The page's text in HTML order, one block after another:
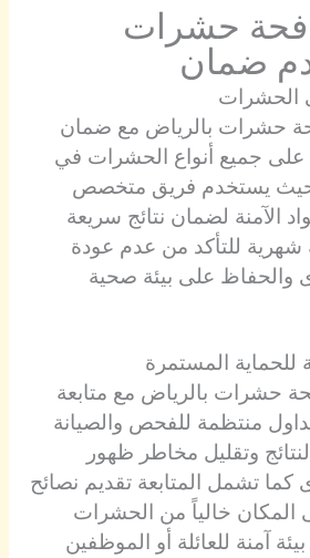
حشرات
ضمان
الحشرات
حشرات بالرياض مع ضمان
على جميع أنواع الحشرات في
حيث يستخدم فريق متخصص
الآمنة لضمان نتائج سريعة
شهرية للتأكد من عدم عودة
والحفاظ على بيئة صحية
المستمرة
حشرات بالرياض مع متابعة
منتظمة للفحص والصيانة
وتقليل مخاطر ظهور
تشمل المتابعة تقديم نصائح
المكان خالياً من الحشرات
آمنة للعائلة أو الموظفين